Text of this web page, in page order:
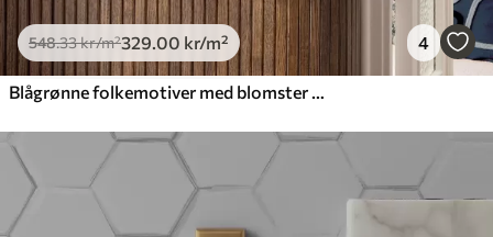
548.33kr/m²329.00 kr/m² 4
Blågrønne folkemotiver med blomster og blader på kremfarget bakgrunn